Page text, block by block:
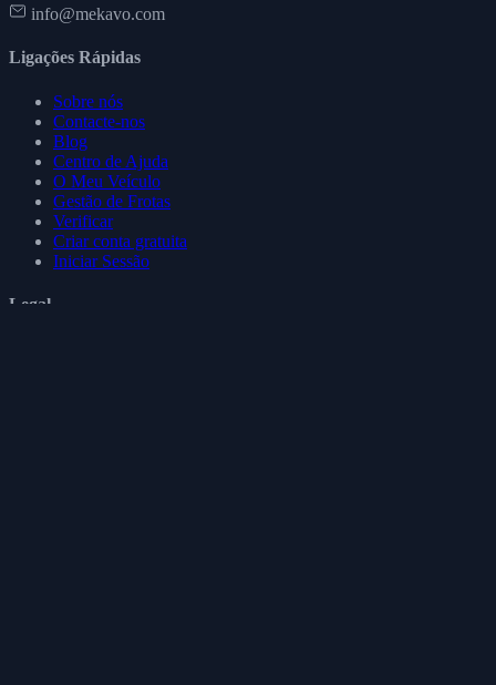
info@mekavo.com
Ligações Rápidas
Sobre nós
Contacte-nos
Blog
Centro de Ajuda
O Meu Veículo
Gestão de Frotas
Verificar
Criar conta gratuita
Iniciar Sessão
Legal